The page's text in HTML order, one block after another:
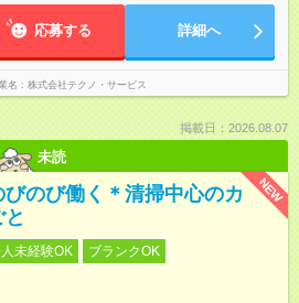
応募する 詳細へ
名 株式会社テクノ・サービス
掲載日：2026.08.07
未読
NEW
のび働く＊清掃中心のカ
未経験OK
ブランクOK